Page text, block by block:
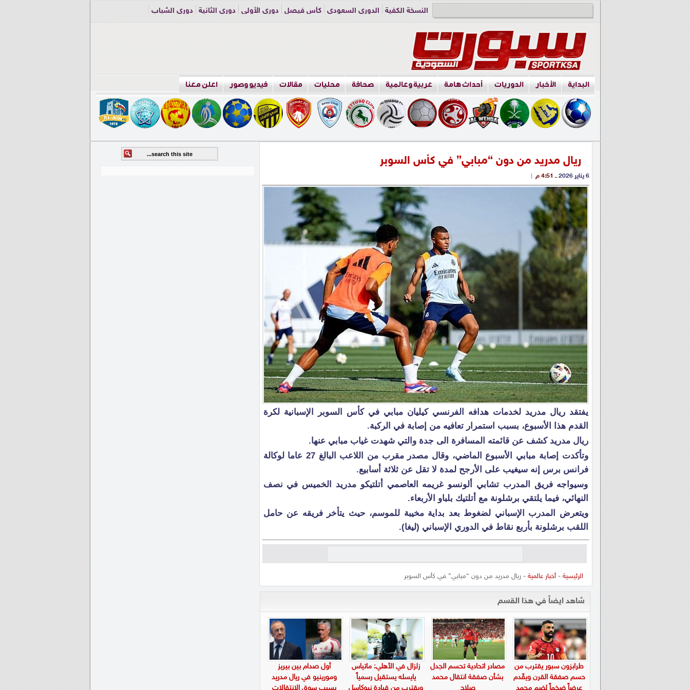
النسخة الكفية الدوري السعودي كأس فيصل دوري الأولى دوري الثانية
دوري الشباب
البداية الأخبار الدوريات أحداث هامة عربية وعالمية صحافة محليات مقالات فيديو وصور اعلن معنا
ريال مدريد من دون “مبابي” في كأس السوبر
6 يناير 2026 ــ 4:51 م |
يفتقد ريال مدريد لخدمات هدافه الفرنسي كيليان مبابي في كأس السوبر الإسبانية لكرة
القدم هذا الأسبوع، بسبب استمرار تعافيه من إصابة في الركبة.
ريال مدريد كشف عن قائمته المسافرة الى جدة والتي شهدت غياب مبابي عنها.
وتأكدت إصابة مبابي الأسبوع الماضي، وقال مصدر مقرب من اللاعب البالغ 27 عاما لوكالة
فرانس برس إنه سيغيب على الأرجح لمدة لا تقل عن ثلاثة أسابيع.
وسيواجه فريق المدرب تشابي ألونسو غريمه العاصمي أتلتيكو مدريد الخميس في نصف
النهائي، فيما يلتقي برشلونة مع أتلتيك بلباو الأربعاء.
ويتعرض المدرب الإسباني لضغوط بعد بداية مخيبة للموسم، حيث يتأخر فريقه عن حامل
اللقب برشلونة بأربع نقاط في الدوري الإسباني (ليغا).
الرئيسية -أخبار عالمية - ريال مدريد من دون “مبابي” في كأس السوبر
شاهد ايضاً في هذا القسم
طرابزون سبور يقترب من
حسم صفقة القرن ويقّدم
عرضاً ضخماً لضم محمد
مصادر اتحادية تحسم الجدل
بشأن صفقة انتقال محمد
صلاح
زلزال في الأهلي: ماتياس
يايسله يستقيل رسمياً
ويقترب من قيادة نيوكاسل
أول صدام بين بيريز
ومورينيو في ريال مدريد
بسبب سوق الانتقالات